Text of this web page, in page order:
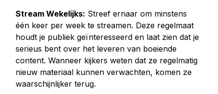
Stream Wekelijks: Streef ernaar om minstens
één keer per week te streamen. Deze regelmaat
houdt je publiek geïnteresseerd en laat zien dat je
serieus bent over het leveren van boeiende
content. Wanneer kijkers weten dat ze regelmatig
nieuw materiaal kunnen verwachten, komen ze
waarschijnlijker terug.